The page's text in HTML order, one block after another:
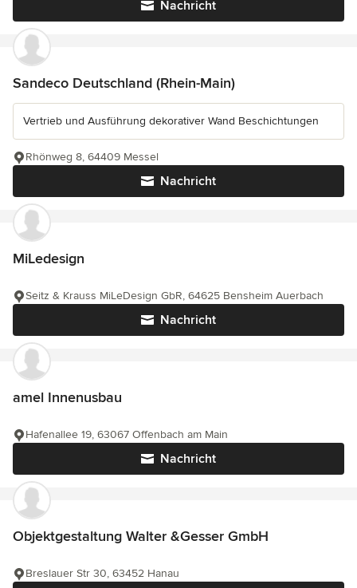
Nachricht
Sandeco Deutschland (Rhein-Main)
Vertrieb und Ausführung dekorativer Wand Beschichtungen
Nachricht
Rhönweg 8, 64409 Messel
MiLedesign
Nachricht
Seitz & Krauss MiLeDesign GbR, 64625 Bensheim Auerbach
amel Innenusbau
Nachricht
Hafenallee 19, 63067 Offenbach am Main
Objektgestaltung Walter &Gesser GmbH
Breslauer Str 30, 63452 Hanau